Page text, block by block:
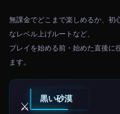
無課金でどこまで楽しめるか、初
なレベル上げルートなど、
プレイを始める前・始めた直後に
ます。
⚔️
黒い砂漠